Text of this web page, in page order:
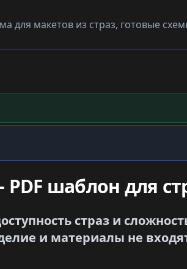
для макетов из страз, готовые
шаблон для
страз и
и материалы не